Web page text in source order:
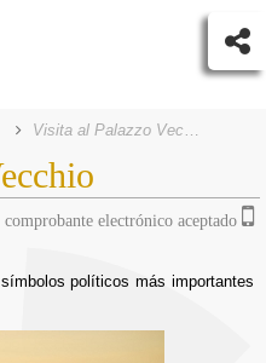
Visita al Palazzo Vecchio
comprobante electrónico aceptado
políticos más importantes